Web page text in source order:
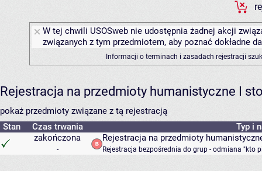
W tej chwili USOSweb nie udostępnia żadnej akcji
związanych z tym przedmiotem, aby poznać dokładne
Informacji o terminach i zasadach rejestracji
Rejestracja na przedmioty humanistyczne I
pokaż przedmioty związane z tą rejestracją
Stan
Czas trwania
Typ i
zakończona
-
Rejestracja na przedmioty
Rejestracja bezpośrednia do grup - odmiana "kto